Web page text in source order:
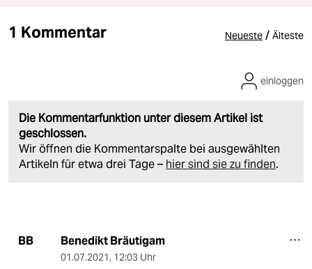
1 Kommentar Neueste / Älteste
Die Kommentarfunktion unter diesem Artikel ist
geschlossen.
Wir öffnen die Kommentarspalte bei ausgewählten
Artikeln für etwa drei Tage – hier sind sie zu finden.
einloggen
BB Benedikt Bräutigam
01.07.2021, 12:03 Uhr